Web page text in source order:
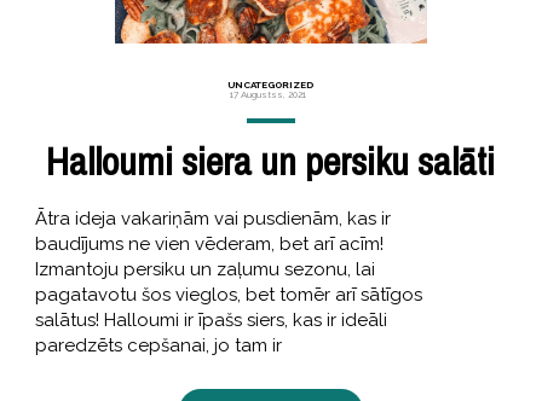
UNCATEGORIZED
17 Augustss, 2021
Halloumi siera un persiku salāti
Ātra ideja vakariņām vai pusdienām, kas ir
baudījums ne vien vēderam, bet arī acīm!
Izmantoju persiku un zaļumu sezonu, lai
pagatavotu šos vieglos, bet tomēr arī sātīgos
salātus! Halloumi ir īpašs siers, kas ir ideāli
paredzēts cepšanai, jo tam ir